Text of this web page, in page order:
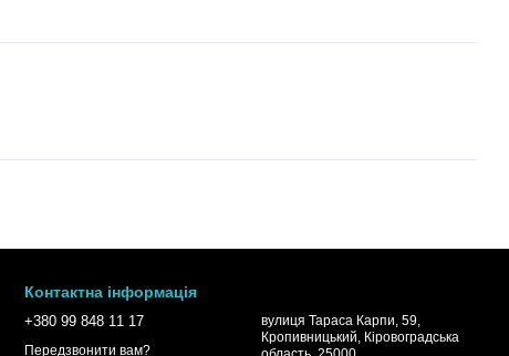
Контактна інформація
+380 99 848 11 17
Передзвонити вам?
вулиця Тараса Карпи, 59,
Кропивницький, Кіровоградська